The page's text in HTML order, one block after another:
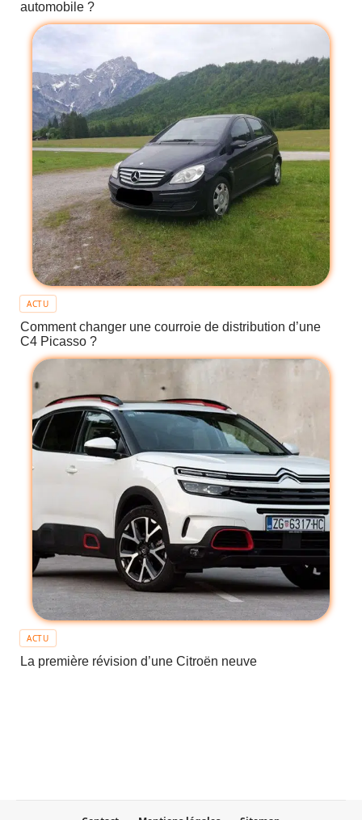
automobile ?
ACTU
Comment changer une courroie de distribution d’une
C4 Picasso ?
ACTU
La première révision d’une Citroën neuve